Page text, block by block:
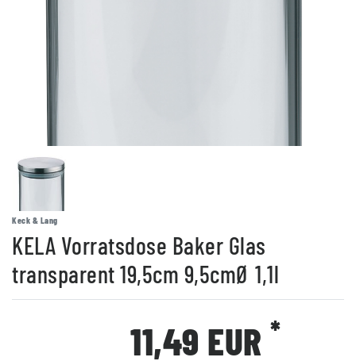
Keck & Lang
KELA Vorratsdose Baker Glas
transparent 19,5cm 9,5cmØ 1,1l
11,49 EUR*